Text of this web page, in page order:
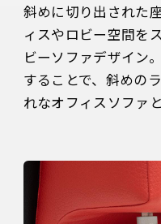
斜めに切り出された
ィスやロビー空間を
ビーソファデザイン
することで、斜めの
れなオフィスソファ